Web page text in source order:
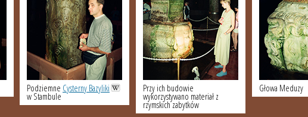
Podziemne Cysterny Bazyliki
w Stambule
Przy ich budowie
wykorzystywano materiał z
rzymskich zabytków
Głowa Meduzy